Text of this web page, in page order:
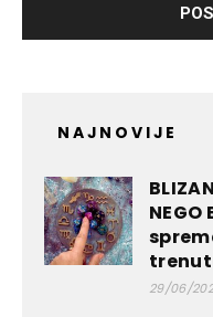
NAJNOVIJE
NEGO
29/06/